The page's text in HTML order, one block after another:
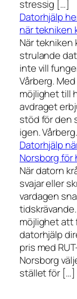
stressig […]
Datorhjälp
när tekniken
När tekniken
strulande
inte vill
Vårberg.
möjlighet till
avdraget
stöd för den
igen.
Datorhjälp
Norsborg för
När datorn
svajar eller
vardagen
möjlighet att
datorhjälp
pris med
Norsborg
stället för […]